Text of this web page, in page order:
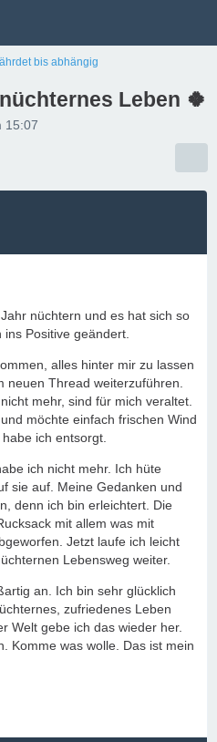
bis abhängig
Leben 🍀
15:07
nüchtern und es hat sich so
Positive geändert.
alles hinter mir zu lassen
neuen Thread weiterzuführen.
mehr, sind für mich veraltet.
möchte einfach frischen Wind
ich entsorgt.
ich nicht mehr. Ich hüte
sie auf. Meine Gedanken und
denn ich bin erleichtert. Die
mit allem was mit
Jetzt laufe ich leicht
Lebensweg weiter.
an. Ich bin sehr glücklich
zufriedenes Leben
Welt gebe ich das wieder her.
Komme was wolle. Das ist mein